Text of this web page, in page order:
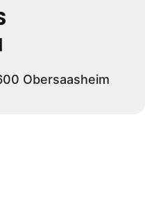
Obersaasheim